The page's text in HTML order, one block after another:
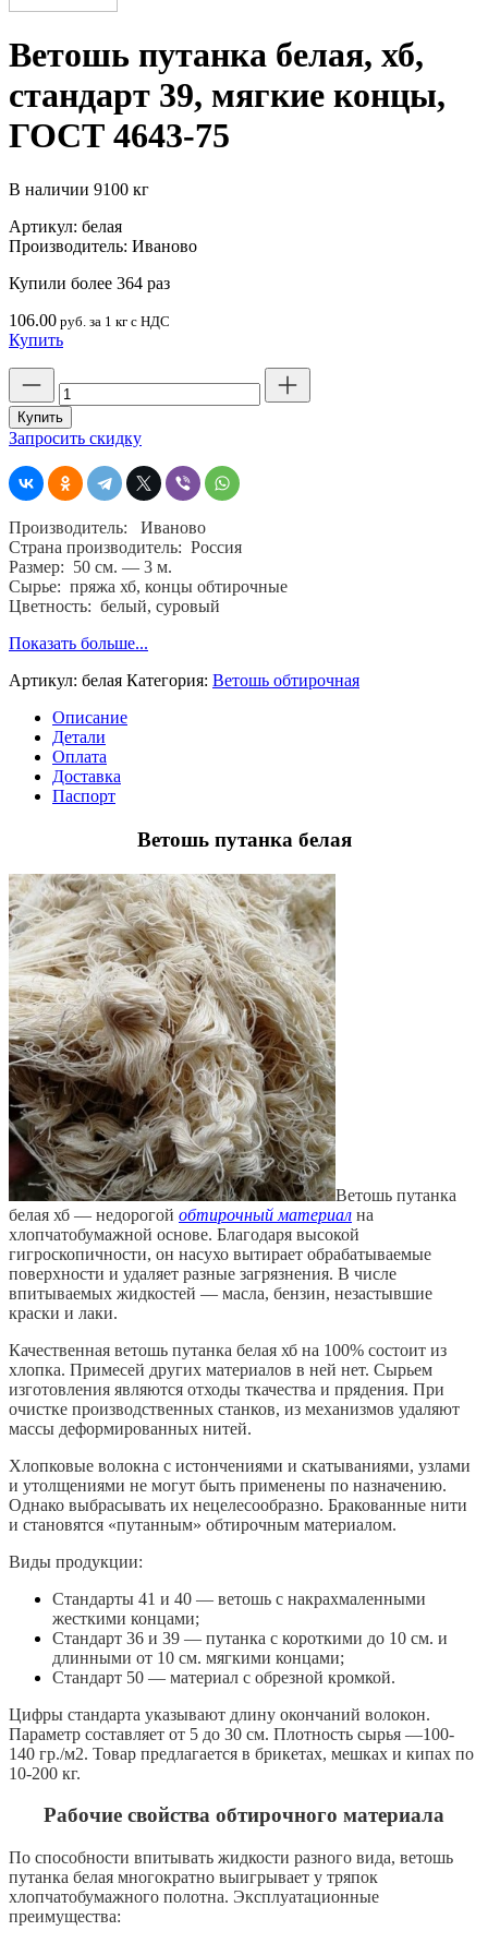
Ветошь путанка белая, хб,
стандарт 39, мягкие концы,
ГОСТ 4643-75
В наличии 9100 кг
Артикул: белая
Производитель: Иваново
Купили более 364 раз
106.00 руб. за 1 кг с НДС
Купить
товара
Ветошь
путанка
хб,
стандарт
мягкие
концы,
ГОСТ
4643-
75
Купить
Запросить скидку
Производитель: Иваново
Страна производитель: Россия
Размер: 50 см. — 3 м.
Сырье: пряжа хб, концы обтирочные
Цветность: белый, суровый
Показать больше...
Артикул: белая Категория: Ветошь обтирочная
Описание
Детали
Оплата
Доставка
Паспорт
Ветошь путанка белая
Ветошь путанка
белая хб — недорогой обтирочный материал на
хлопчатобумажной основе. Благодаря высокой
гигроскопичности, он насухо вытирает обрабатываемые
поверхности и удаляет разные загрязнения. В числе
впитываемых жидкостей — масла, бензин, незастывшие
краски и лаки.
Качественная ветошь путанка белая хб на 100% состоит из
хлопка. Примесей других материалов в ней нет. Сырьем
изготовления являются отходы ткачества и прядения. При
очистке производственных станков, из механизмов удаляют
массы деформированных нитей.
Хлопковые волокна с истончениями и скатываниями, узлами
и утолщениями не могут быть применены по назначению.
Однако выбрасывать их нецелесообразно. Бракованные нити
и становятся «путанным» обтирочным материалом.
Виды продукции:
Стандарты 41 и 40 — ветошь с накрахмаленными
жесткими концами;
Стандарт 36 и 39 — путанка с короткими до 10 см. и
длинными от 10 см. мягкими концами;
Стандарт 50 — материал с обрезной кромкой.
Цифры стандарта указывают длину окончаний волокон.
Параметр составляет от 5 до 30 см. Плотность сырья —100-
140 гр./м2. Товар предлагается в брикетах, мешках и кипах по
10-200 кг.
Рабочие свойства обтирочного материала
По способности впитывать жидкости разного вида, ветошь
путанка белая многократно выигрывает у тряпок
хлопчатобумажного полотна. Эксплуатационные
преимущества: